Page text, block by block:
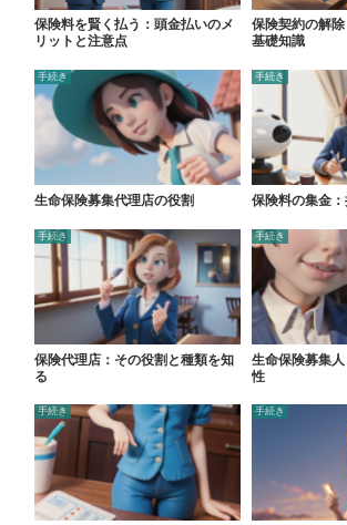
保険料を賢く払う：頭金払いのメ
リットと注意点
保険契約の解
基礎知識
手続き
生命保険募集代理店の役割
手続き
保険料の集金
手続き
保険代理店：その役割と種類を知
る
手続き
生命保険募集
性
手続き 手続き